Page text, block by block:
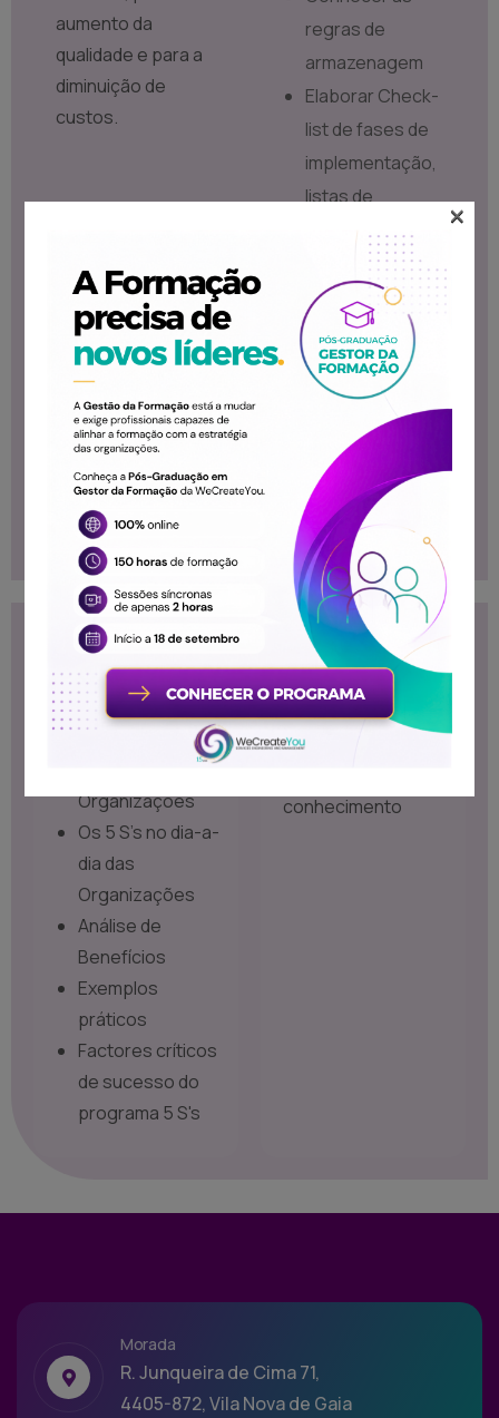
aumento da
qualidade e para a
diminuição de
custos.
regras de
armazenagem
Elaborar Check-
list de fases de
implementação,
listas de
verificação
Identificar pontos
de otimização dos
postos de
trabalho e locais
de
armazenamento
Realizar
exercicios de
simulação
Conteúdo
Programático
Metodologia dos
Organizações
Os 5 S's no dia-a-
dia das
Organizações
Análise de
Benefícios
Exemplos
práticos
Factores críticos
de sucesso do
programa 5 S's
Destinatários
Formação destinada
ao público que
conhecimento
Morada
R. Junqueira de Cima 71,
4405-872, Vila Nova de Gaia
×